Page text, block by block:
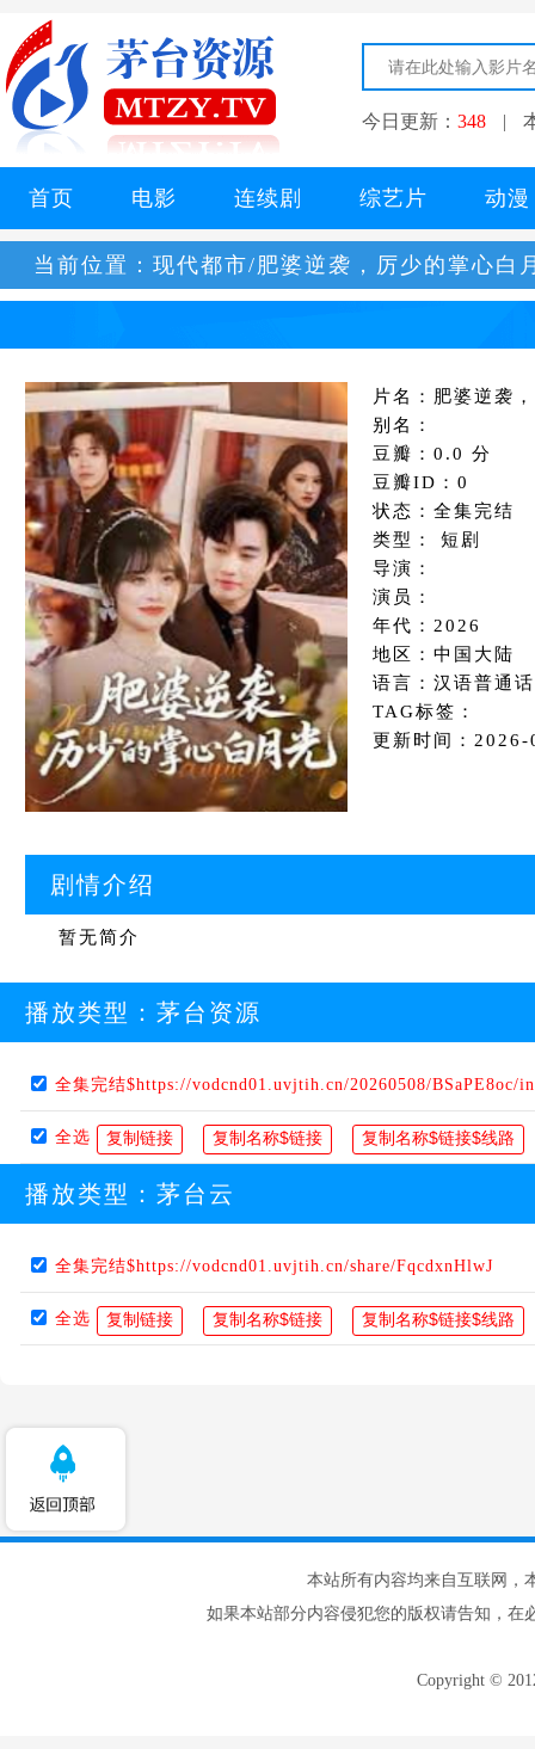
今日更新： 348 |
首页 电影 连续剧 综艺片 动漫
当前位置： 现代都市/肥婆逆袭，厉少的掌心白
片名：肥婆逆袭
别名：
豆瓣：0.0 分
豆瓣ID：0
状态：全集完结
类型： 短剧
导演：
演员：
年代：2026
地区：中国大陆
语言：汉语普通话
TAG标签：
更新时间：
剧情介绍
暂无简介
播放类型： 茅台资源
全集完结$https://vodcnd01.uvjtih.cn/20260508/BSaPE8oc/
全选
播放类型： 茅台云
全集完结$https://vodcnd01.uvjtih.cn/share/FqcdxnHlwJ
全选
本站所有内容均来自互联网，
如果本站部分内容侵犯您的版权请告知，在
Copyright ©